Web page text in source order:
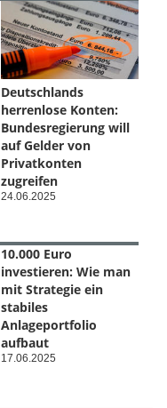
Deutschlands
herrenlose Konten:
Bundesregierung will
auf Gelder von
Privatkonten
zugreifen
24.06.2025
10.000 Euro
investieren: Wie man
mit Strategie ein
stabiles
Anlageportfolio
aufbaut
17.06.2025